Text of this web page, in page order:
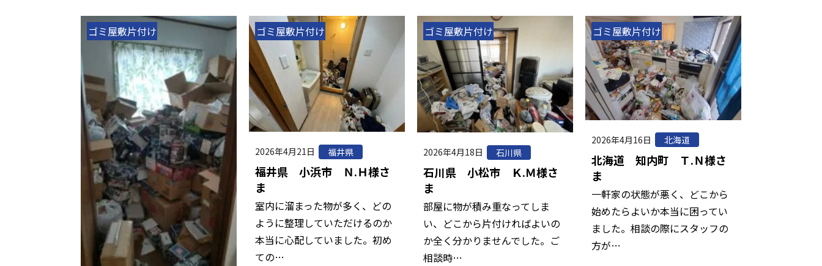
ゴミ屋敷片付け ゴミ屋敷片付け
2026年4月21日 福井県
福井県 小浜市 Ｎ.Ｈ様さ
ま
室内に溜まった物が多く、どの
ように整理していただけるのか
本当に心配していました。初め
ての…
ゴミ屋敷片付け
2026年4月18日 石川県
石川県 小松市 Ｋ.Ｍ様さ
ま
部屋に物が積み重なってしま
い、どこから片付ければよいの
か全く分かりませんでした。ご
相談時…
ゴミ屋敷片付け
2026年4月16日 北海道
北海道 知内町 Ｔ.Ｎ様さ
ま
一軒家の状態が悪く、どこから
始めたらよいか本当に困ってい
ました。相談の際にスタッフの
方が…